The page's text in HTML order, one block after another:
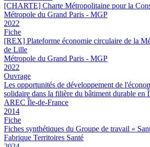
[CHARTE] Charte Métropolitaine pour la
Métropole du Grand Paris - MGP
2022
Fiche
[REX] Plateforme économie circulaire de la
de Lille
Métropole du Grand Paris - MGP
2022
Ouvrage
Les opportunités de développement de
solidaire dans la filière du bâtiment durable en
AREC Île-de-France
2014
Fiche
Fiches synthétiques du Groupe de travail «
Fabrique Territoires Santé